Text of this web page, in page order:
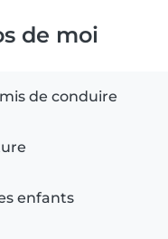
de moi
de conduire
enfants